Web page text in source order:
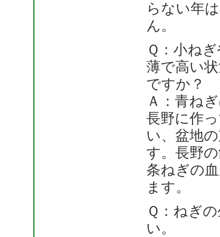
らない年
ん。
Ｑ：小ね
薄で高い
ですか？
Ａ：青ね
長野に作
い、盆地
す。長野
条ねぎの
ます。
Ｑ：ねぎ
い。